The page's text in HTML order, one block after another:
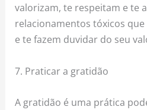
valorizam, te respeitam e te
relacionamentos tóxicos
e te fazem duvidar do seu
7. Praticar a gratidão
A gratidão é uma prática